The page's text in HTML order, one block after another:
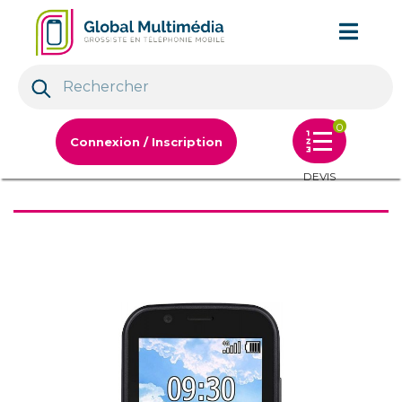
Connexion / Inscription
0
DEVIS